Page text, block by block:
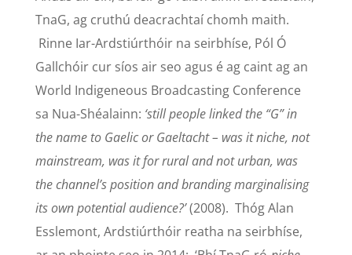
TnaG, ag cruthú deacrachtaí chomh maith.
Rinne Iar-Ardstiúrthóir na seirbhíse, Pól Ó
Gallchóir cur síos air seo agus é ag caint ag an
World Indigeneous Broadcasting Conference
sa Nua-Shéalainn: ‘still people linked the “G” in
the name to Gaelic or Gaeltacht – was it niche, not
mainstream, was it for rural and not urban, was
the channel’s position and branding marginalising
its own potential audience?’(2008). Thóg Alan
Esslemont, Ardstiúrthóir reatha na seirbhíse,